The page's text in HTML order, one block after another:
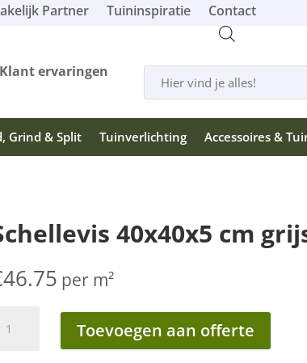
Partner Tuininspiratie Contact
Klant ervaringen
zoeken
Grind & Split Tuinverlichting Accessoires &
40x40x5 cm
46.75 per m²
Toevoegen aan offerte